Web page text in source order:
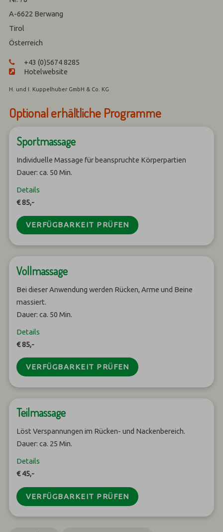
A-6622 Berwang
Tirol
Österreich
+43 (0)5674 8285
Hotelwebsite
H. und I. Kuppelhuber GmbH & Co. KG
Optional erhältliche Programme
Sportmassage
Individuelle Massage für beanspruchte Körperpartien
Dauer: ca. 50 Min.
Details
€ 85,-
VERFÜGBARKEIT PRÜFEN
Vollmassage
Bei dieser Anwendung werden Rücken, Arme und Beine
massiert.
Dauer: ca. 50 Min.
Details
€ 85,-
VERFÜGBARKEIT PRÜFEN
Teilmassage
Löst Verspannungen im Rücken- und Nackenbereich.
Dauer: ca. 25 Min.
Details
€ 45,-
VERFÜGBARKEIT PRÜFEN